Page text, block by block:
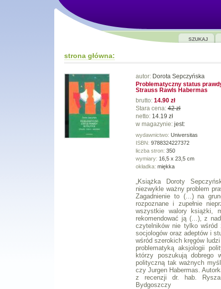
SZUKAJ
strona główna:
autor: Dorota Sepczyńska
Problematyczny status
Strauss Rawls Habermas
brutto: 14.90 zł
Stara cena: 42 zł
netto: 14.19 zł
w magazynie: jest:
wydawnictwo: Universitas
ISBN: 9788324227372
liczba stron: 350
wymiary: 16,5 x 23,5 cm
okładka: miękka
„Książka Doroty
niezwykle ważny problem
Zagadnienie to (…) na
rozpoznane i zupełnie
wszystkie walory książki,
rekomendować ją (…), z
czytelników nie tylko wśród
socjologów oraz adeptów i
wśród szerokich kręgów
problematyką aksjologii
którzy poszukują dobrego
polityczną tak ważnych
czy Jurgen Habermas.
z recenzji dr. hab.
Bydgoszczy